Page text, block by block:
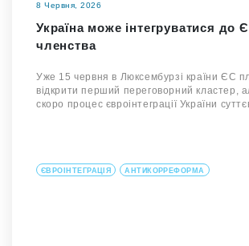
8 Червня, 2026
Україна може інтегруватися до
членства
Уже 15 червня в Люксембурзі країни ЄС
відкрити перший переговорний кластер,
скоро процес євроінтеграції України
ЄВРОІНТЕГРАЦІЯ АНТИКОРРЕФОРМА